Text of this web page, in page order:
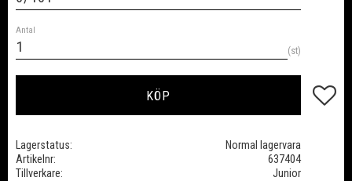
Antal
st
KÖP Lägg
Lagerstatus
Normal lagervara
Artikelnr
637404
Tillverkare
Junior